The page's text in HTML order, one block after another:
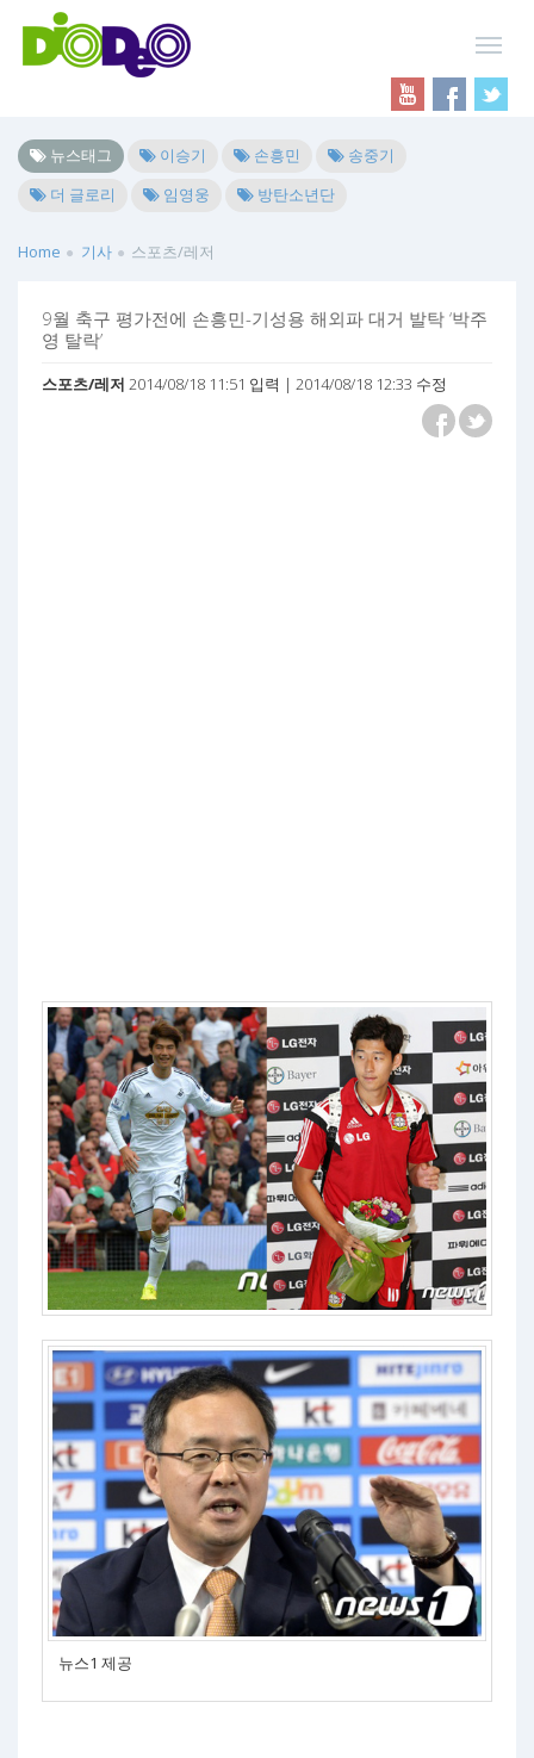
뉴스태그 이승기 손흥민
송중기
더 글로리
임영웅 방탄소년단
Home 기사 스포츠/레저
9월 축구 평가전에 손흥민-기성용 해외파 대거 발탁 ‘박주
영 탈락’
스포츠/레저 2014/08/18 11:51 입력 | 2014/08/18 12:33 수정
뉴스1 제공